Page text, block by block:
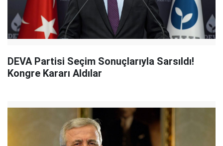
DEVA Partisi Seçim Sonuçlarıyla Sarsıldı!
Kongre Kararı Aldılar